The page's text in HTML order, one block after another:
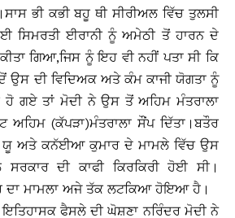
ਭੀ ਕਭੀ ਬਹੂ ਥੀ ਸੀਰੀਅਲ ਵਿੱਚ ਤੁਲਸੀ
ਸਿਮਰਤੀ ਈਰਾਨੀ ਨੂੰ ਅਮੇਠੀ ਤੋਂ ਹਾਰਨ ਦੇ
ਗਿਆ,ਜਿਸ ਨੂੰ ਇਹ ਵੀ ਨਹੀਂ ਪਤਾ ਸੀ ਕਿ
ਉਸ ਦੀ ਵਿਦਿਅਕ ਅਤੇ ਕੰਮ ਕਾਜੀ ਯੋਗਤਾ ਨੂੰ
ਗਏ ਤਾਂ ਮੋਦੀ ਨੇ ਉਸ ਤੋਂ ਅਹਿਮ ਮੰਤਰਾਲਾ
(ਕੱਪੜਾ)ਮੰਤਰਾਲਾ ਸੌਂਪ ਦਿੱਤਾ।ਬਤੌਰ
ਯੂ ਅਤੇ ਕਨੱਈਆ ਕੁਮਾਰ ਦੇ ਮਾਮਲੇ ਵਿੱਚ ਉਸ
ਦੀ ਕਾਫੀ ਕਿਰਕਿਰੀ ਹੋਈ ਸੀ।
ਦਾ ਮਾਮਲਾ ਅਜੇ ਤੱਕ ਲਟਕਿਆ ਹੋਇਆ ਹੈ।
ਫੈਸਲੇ ਦੀ ਘੋਸ਼ਣਾ ਨਰਿੰਦਰ ਮੋਦੀ ਨੇ